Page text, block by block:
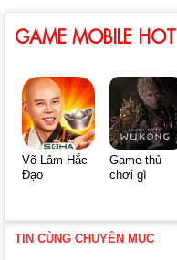
GAME MOBILE HOT
Võ Lâm Hắc
Đạo
Game thủ
chơi gì
TIN CÙNG CHUYÊN MỤC